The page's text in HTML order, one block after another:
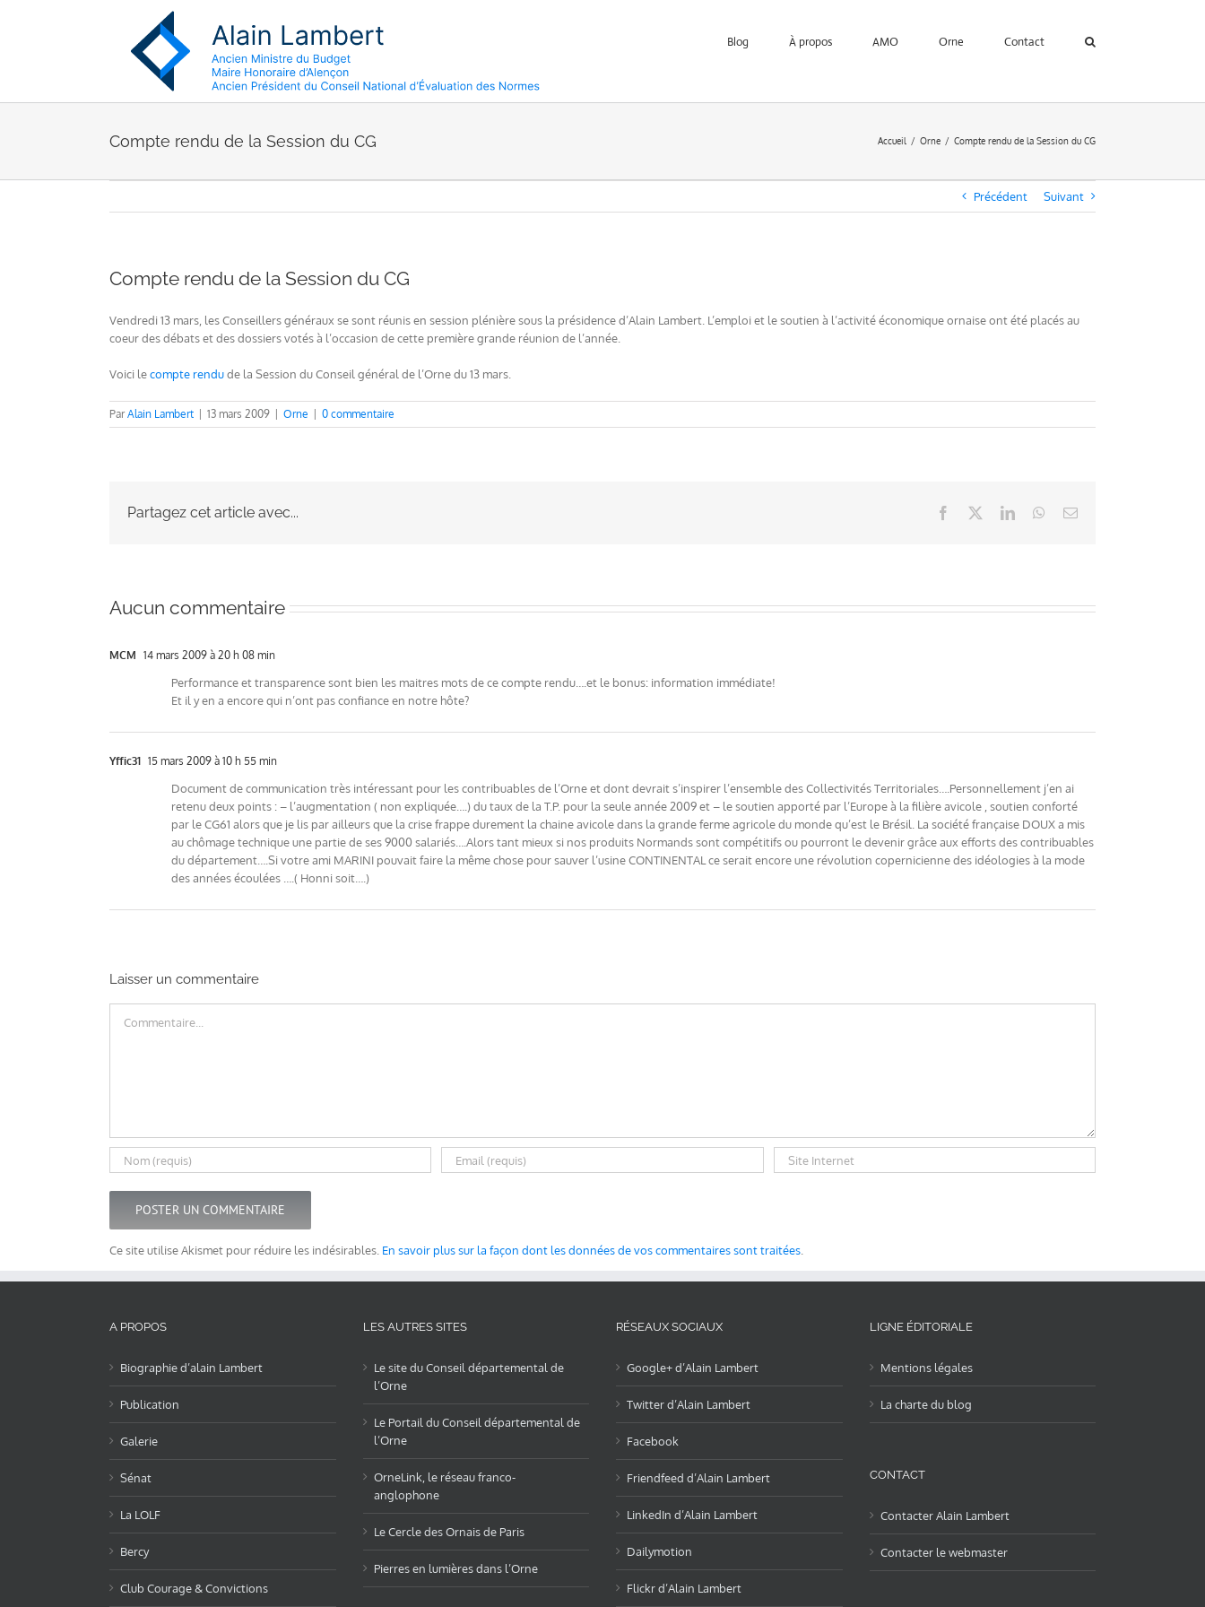
Blog À propos AMO Orne Contact
Compte rendu de la Session du CG Accueil Orne Compte rendu de la Session du CG
Précédent Suivant
Compte rendu de la Session du CG
Vendredi 13 mars, les Conseillers généraux se sont réunis en session plénière sous la présidence d’Alain Lambert. L’emploi et le soutien à l’activité économique ornaise ont été placés au
coeur des débats et des dossiers votés à l’occasion de cette première grande réunion de l’année.
Voici lecompte rendude la Session du Conseil général de l’Orne du 13 mars.
ParAlain Lambert 13 mars 2009 Orne 0 commentaire
Partagez cet article avec... Facebook LinkedInWhatsApp
Email
Aucun commentaire
MCM 14 mars 2009 à 20 h 08 min
Performance et transparence sont bien les maitres mots de ce compte rendu….et le bonus: information immédiate!
Et il y en a encore qui n’ont pas confiance en notre hôte?
Yffic31 15 mars 2009 à 10 h 55 min
Document de communication très intéressant pour les contribuables de l’Orne et dont devrait s’inspirer l’ensemble des Collectivités Territoriales….Personnellement j’en ai
retenu deux points : – l’augmentation ( non expliquée….) du taux de la T.P. pour la seule année 2009 et – le soutien apporté par l’Europe à la filière avicole , soutien conforté
par le CG61 alors que je lis par ailleurs que la crise frappe durement la chaine avicole dans la grande ferme agricole du monde qu’est le Brésil. La société française DOUX a mis
au chômage technique une partie de ses 9000 salariés….Alors tant mieux si nos produits Normands sont compétitifs ou pourront le devenir grâce aux efforts des contribuables
du département….Si votre ami MARINI pouvait faire la même chose pour sauver l’usine CONTINENTAL ce serait encore une révolution copernicienne des idéologies à la mode
des années écoulées ….( Honni soit….)
Laisser un commentaire
Ce site utilise Akismet pour réduire les indésirables. En savoir plus sur la façon dont les données de vos commentaires sont traitées
A PROPOS
Biographie d’alain Lambert
Publication
Galerie
Sénat
La LOLF
Bercy
Club Courage & Convictions
LES AUTRES SITES
Le site du Conseil départemental de
l’Orne
Le Portail du Conseil départemental de
l’Orne
OrneLink, le réseau franco-
anglophone
Le Cercle des Ornais de Paris
Pierres en lumières dans l’Orne
RÉSEAUX SOCIAUX
Google+ d’Alain Lambert
Twitter d’Alain Lambert
Facebook
Friendfeed d’Alain Lambert
LinkedIn d’Alain Lambert
Dailymotion
Flickr d’Alain Lambert
LIGNE ÉDITORIALE
Mentions légales
La charte du blog
CONTACT
Contacter Alain Lambert
Contacter le webmaster